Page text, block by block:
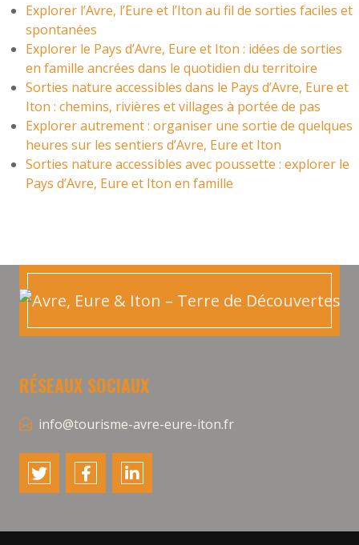
Explorer l’Avre, l’Eure et l’Iton au fil de sorties faciles et
spontanées
Explorer le Pays d’Avre, Eure et Iton : idées de sorties
en famille ancrées dans le quotidien du territoire
Sorties nature accessibles dans le Pays d’Avre, Eure et
Iton : chemins, rivières et villages à portée de pas
Explorer autrement : organiser une sortie de quelques
heures sur les sentiers d’Avre, Eure et Iton
Sorties nature accessibles avec poussette : explorer le
Pays d’Avre, Eure et Iton en famille
RÉSEAUX SOCIAUX
info@tourisme-avre-eure-iton.fr